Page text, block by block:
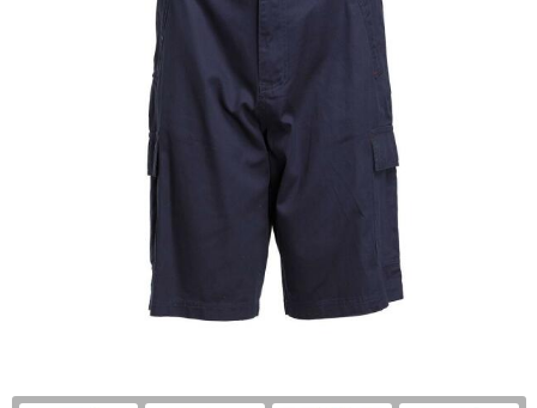
Beurs en evenementen
Bloemen en planten